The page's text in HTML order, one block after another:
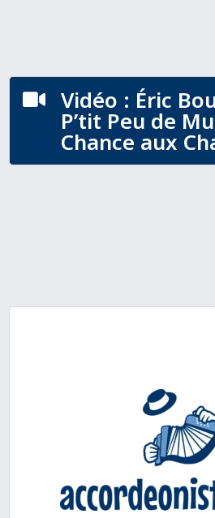
 Vidéo : Éric
P’tit Peu de
Chance aux